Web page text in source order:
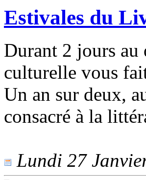
Estivales du
Durant 2 jours au
culturelle vous
Un an sur deux,
consacré à la
Lundi 27